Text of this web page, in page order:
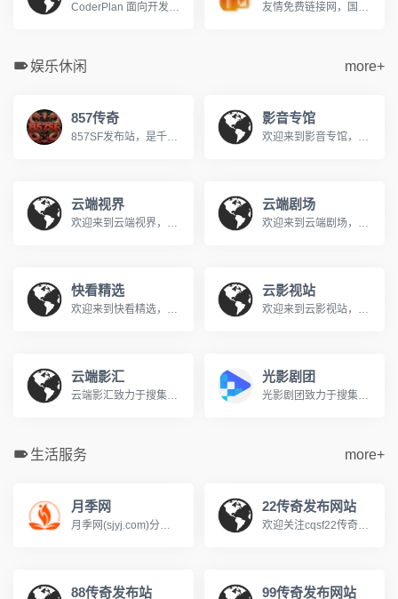
CoderPlan 面向开发者提供 Claude Code/Codex 中转、Gemini CLI 中转站和第三方 API 接入，按真实调用扣费，API 使用额度、tokens、缓存复用和费用明细都能核对。 友情免费链接网，国内访问量很高的友情链接网。免费发布友情链接收录信息的开放平台。
娱乐休闲 more+
857传奇
857SF发布站，是千万传奇老玩家公认的优质私服导航平台。每日全网严选，实时更新数十组优质新开传奇私服，从1.76复古怀旧到微变、轻变、中变、超变，从金币版到合击版，全版本覆盖，满足不同玩家的偏好，每日第一手传奇资讯，助您快人一步抢占新服资源，重燃热血兄弟情！
影音专馆
欢迎来到影音专馆，您的私人免费在线影院。我们提供海量高清电影、电视剧、综艺、动漫及短剧资源，全部支持免费在线观看。在影音专馆，享受无广告、高清流畅的极致观影体验，每日同步更新，是您网络追剧的不二之选。
云端视界
欢迎来到云端视界，您的私人免费在线影院。我们提供海量高清电影、电视剧、综艺、动漫及短剧资源，全部支持免费在线观看。在云端视界，享受无广告、高清流畅的极致观影体验，每日同步更新，是您网络追剧的不二之选。
云端剧场
欢迎来到云端剧场，您的私人免费在线影院。我们提供海量高清电影、电视剧、综艺、动漫及短剧资源，全部支持免费在线观看。在云端剧场，享受无广告、高清流畅的极致观影体验，每日同步更新，是您网络追剧的不二之选。
快看精选
欢迎来到快看精选，您的私人免费在线影院。我们提供海量高清电影、电视剧、综艺、动漫及短剧资源，全部支持免费在线观看。在快看精选，享受无广告、高清流畅的极致观影体验，每日同步更新，是您网络追剧的不二之选。
云影视站
欢迎来到云影视站，您的私人免费在线影院。我们提供海量高清电影、电视剧、综艺、动漫及短剧资源，全部支持免费在线观看。在云影视站，享受无广告、高清流畅的极致观影体验，每日同步更新，是您网络追剧的不二之选。
云端影汇
云端影汇致力于搜集全网最新、最热的电影与电视剧资源，为广大影迷提供完全免费、无广告的在线观看服务。我们及时收录高清大片，让您轻松畅享极致的观影体验。
光影剧团
光影剧团致力于搜集全网最新、最热的电影与电视剧资源，为广大影迷提供完全免费、无广告的在线观看服务。我们及时收录高清大片，让您轻松畅享极致的观影体验。
生活服务 more+
月季网
月季网(sjyj.com)分享世界品种和养护知识，提供树状月季、大花丰花、藤本造型和欧月盆栽的批发交易和行情价格。中国月季之乡，南阳基地专业供应月季花苗，致力于让园林多点美景，咨询电话13525165668
22传奇发布网站
欢迎关注cqsf22传奇私服网站，我们专注于提供最新、最全的传奇sf新开服信息与资讯，每日实时更新涵盖冰雪、热血、复古、超微变、单多职业、1.76、1.80/1.85、1.90/1.95等各类传奇发布网版本，帮助玩家快速发现心仪的火爆新服，无论是寻找独家版本还是人气大区，这里是您的一站式选择。
88传奇发布站 99传奇发布网站